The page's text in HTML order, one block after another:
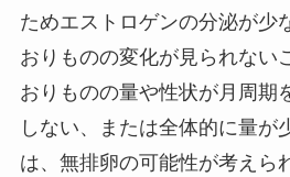
ためエストロゲンの分泌が少
おりものの変化が見られない
おりものの量や性状が月周期
しない、または全体的に量が
は、無排卵の可能性が考えら